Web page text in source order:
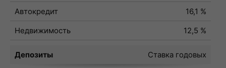
Автокредит
16,1 %
Недвижимость
12,5 %
Депозиты
Ставка годовых